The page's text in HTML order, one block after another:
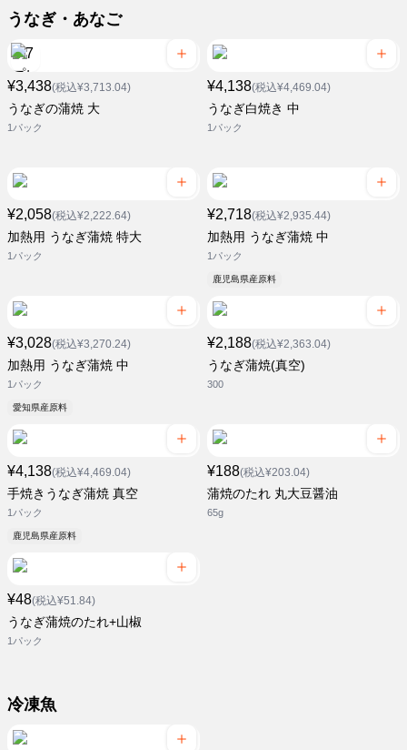
うなぎ・あなご
¥3,438(税込¥3,713.04)
うなぎの蒲焼 大
1パック
¥4,138(税込¥4,469.04)
うなぎ白焼き 中
1パック
¥2,058(税込¥2,222.64)
加熱用 うなぎ蒲焼 特大
1パック
¥2,718(税込¥2,935.44)
加熱用 うなぎ蒲焼 中
1パック
鹿児島県産原料
¥3,028(税込¥3,270.24)
加熱用 うなぎ蒲焼 中
1パック
愛知県産原料
¥2,188(税込¥2,363.04)
うなぎ蒲焼(真空)
300
¥4,138(税込¥4,469.04)
手焼きうなぎ蒲焼 真空
1パック
鹿児島県産原料
¥188(税込¥203.04)
蒲焼のたれ 丸大豆醤油
65g
¥48(税込¥51.84)
うなぎ蒲焼のたれ+山椒
1パック
冷凍魚